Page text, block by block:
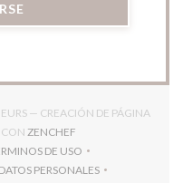
— CREACIÓN DE PÁGINA
CON ZENCHEF
VENTANA))
DE USO
((ABRE EN UNA NUEVA
PERSONALES
EN UNA NUEVA VENTANA))